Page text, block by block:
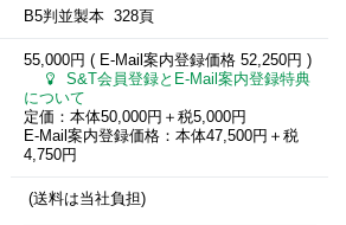
B5判並製本 328頁
55,000円 ( E-Mail案内登録価格 52,250円 )
S&T会員登録とE-Mail案内登録特典
について
定価：本体50,000円＋税5,000円
E-Mail案内登録価格：本体47,500円＋税
4,750円
(送料は当社負担)